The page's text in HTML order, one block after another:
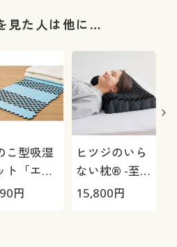
見た人は他に…
こ型吸湿
ト「エア
ョブ®」
円
ヒツジのいら
ない枕® -至
極-
15,800円